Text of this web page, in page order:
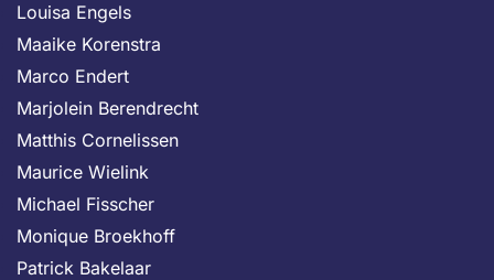
Louisa Engels
Maaike Korenstra
Marco Endert
Marjolein Berendrecht
Matthis Cornelissen
Maurice Wielink
Michael Fisscher
Monique Broekhoff
Patrick Bakelaar